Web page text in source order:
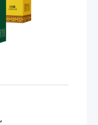
Solution
发作的治 疗。